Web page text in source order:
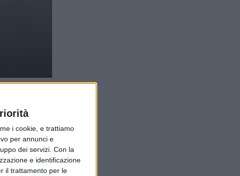
i cookie, e trattiamo
per annunci e
dei servizi. Con la
e identificazione
il trattamento per le